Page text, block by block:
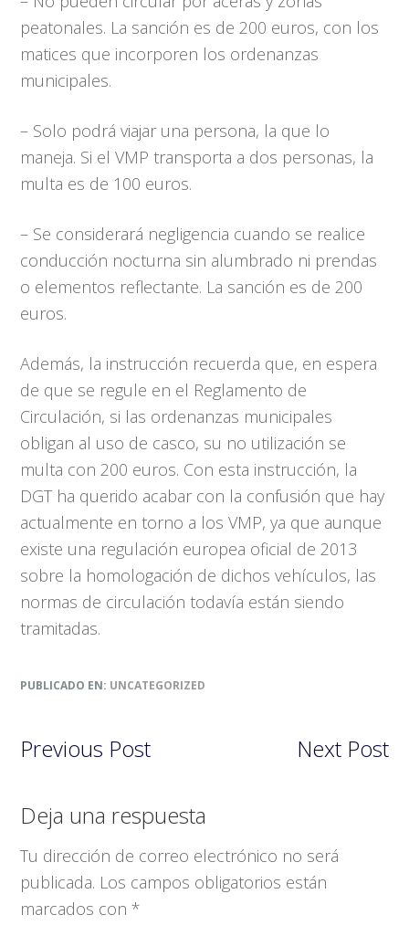
peatonales. La sanción es de 200 euros, con los
matices que incorporen los ordenanzas
municipales.
– Solo podrá viajar una persona, la que lo
maneja. Si el VMP transporta a dos personas, la
multa es de 100 euros.
– Se considerará negligencia cuando se realice
conducción nocturna sin alumbrado ni prendas
o elementos reflectante. La sanción es de 200
euros.
Además, la instrucción recuerda que, en espera
de que se regule en el Reglamento de
Circulación, si las ordenanzas municipales
obligan al uso de casco, su no utilización se
multa con 200 euros. Con esta instrucción, la
DGT ha querido acabar con la confusión que hay
actualmente en torno a los VMP, ya que aunque
existe una regulación europea oficial de 2013
sobre la homologación de dichos vehículos, las
normas de circulación todavía están siendo
tramitadas.
PUBLICADO EN: UNCATEGORIZED
Previous Post Next Post
Interacciones
con
los
lectores
Deja una respuesta
Tu dirección de correo electrónico no será
publicada. Los campos obligatorios están
marcados con*